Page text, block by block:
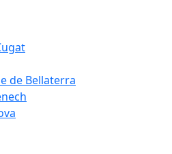
de Bellaterra